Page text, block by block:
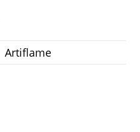
Artiflame